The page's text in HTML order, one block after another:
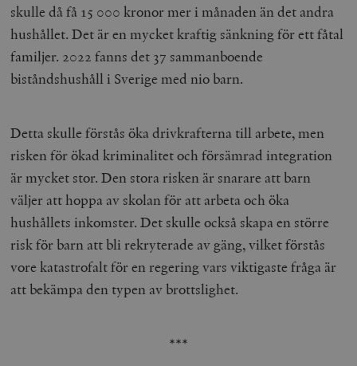
skulle då få 15 000 kronor mer i månaden än det andra
hushållet. Det är en mycket kraftig sänkning för ett fåtal
familjer. 2022 fanns det 37 sammanboende
biståndshushåll i Sverige med nio barn.
Detta skulle förstås öka drivkrafterna till arbete, men
risken för ökad kriminalitet och försämrad integration
är mycket stor. Den stora risken är snarare att barn
väljer att hoppa av skolan för att arbeta och öka
hushållets inkomster. Det skulle också skapa en större
risk för barn att bli rekryterade av gäng, vilket förstås
vore katastrofalt för en regering vars viktigaste fråga är
att bekämpa den typen av brottslighet.
***